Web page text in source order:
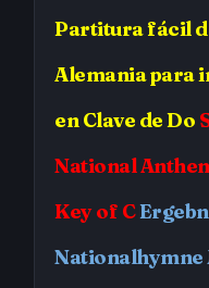
Partitura fácil
Alemania para
en Clave de Do
National
Key of C